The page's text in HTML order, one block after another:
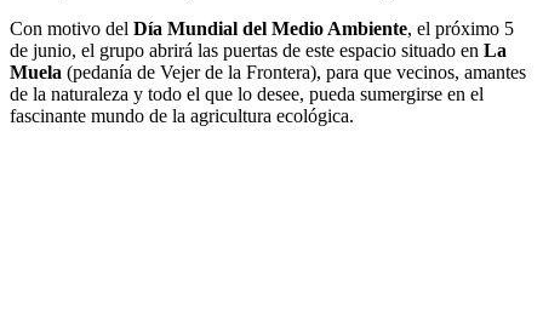
Con motivo del Día Mundial del Medio Ambiente, el próximo 5
de junio, el grupo abrirá las puertas de este espacio situado en La
Muela (pedanía de Vejer de la Frontera), para que vecinos, amantes
de la naturaleza y todo el que lo desee, pueda sumergirse en el
fascinante mundo de la agricultura ecológica.